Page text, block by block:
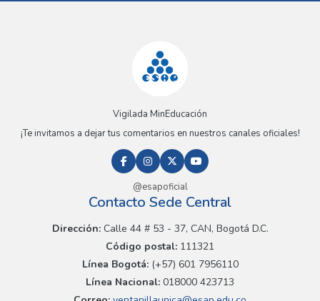
Vigilada MinEducación
¡Te invitamos a dejar tus comentarios en nuestros canales oficiales!
@esapoficial
Contacto Sede Central
Dirección:Calle 44 # 53 - 37, CAN, Bogotá D.C.
Código postal: 111321
Línea Bogotá:(+57) 601 7956110
Línea Nacional: 018000 423713